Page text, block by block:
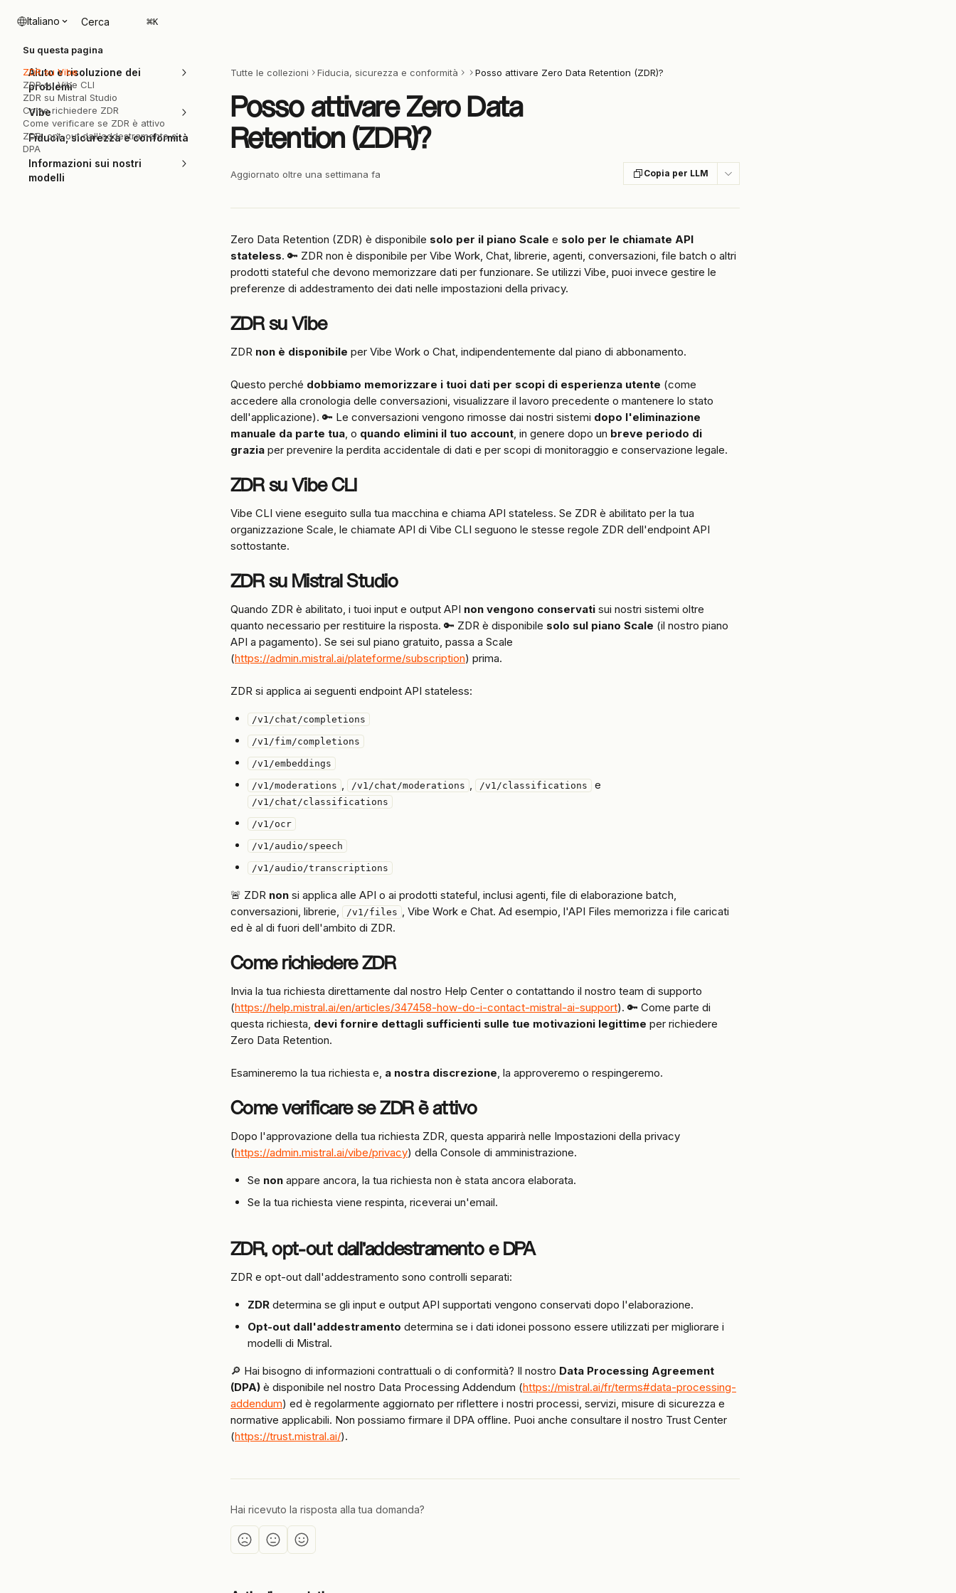
Italiano Cerca ⌘K
Aiuto e risoluzione dei
problemi
Vibe
Fiducia, sicurezza e conformità
Informazioni sui nostri
modelli
Tutte le collezioni Fiducia, sicurezza e conformità Posso attivare Zero Data Retention (ZDR)?
Posso attivare Zero Data
Retention (ZDR)?
Aggiornato oltre una settimana fa Copia per LLM
Zero Data Retention (ZDR) è disponibile solo per il piano Scale e solo per le chiamate API
stateless. 🔑 ZDR non è disponibile per Vibe Work, Chat, librerie, agenti, conversazioni, file batch o altri
prodotti stateful che devono memorizzare dati per funzionare. Se utilizzi Vibe, puoi invece gestire le
preferenze di addestramento dei dati nelle impostazioni della privacy.
ZDR su Vibe
ZDR non è disponibile per Vibe Work o Chat, indipendentemente dal piano di abbonamento.
Questo perché dobbiamo memorizzare i tuoi dati per scopi di esperienza utente (come
accedere alla cronologia delle conversazioni, visualizzare il lavoro precedente o mantenere lo stato
dell'applicazione). 🔑 Le conversazioni vengono rimosse dai nostri sistemi dopo l'eliminazione
manuale da parte tua, o quando elimini il tuo account, in genere dopo un breve periodo di
grazia per prevenire la perdita accidentale di dati e per scopi di monitoraggio e conservazione legale.
ZDR su Vibe CLI
Vibe CLI viene eseguito sulla tua macchina e chiama API stateless. Se ZDR è abilitato per la tua
organizzazione Scale, le chiamate API di Vibe CLI seguono le stesse regole ZDR dell'endpoint API
sottostante.
ZDR su Mistral Studio
Quando ZDR è abilitato, i tuoi input e output API non vengono conservati sui nostri sistemi oltre
quanto necessario per restituire la risposta. 🔑 ZDR è disponibile solo sul piano Scale (il nostro piano
API a pagamento). Se sei sul piano gratuito, passa a Scale
(https://admin.mistral.ai/plateforme/subscription) prima.
ZDR si applica ai seguenti endpoint API stateless:
/v1/chat/completions
/v1/fim/completions
/v1/embeddings
/v1/moderations , /v1/chat/moderations , /v1/classifications e
/v1/chat/classifications
/v1/ocr
/v1/audio/speech
/v1/audio/transcriptions
🚨 ZDR non si applica alle API o ai prodotti stateful, inclusi agenti, file di elaborazione batch,
conversazioni, librerie,
/v1/files , Vibe Work e Chat. Ad esempio, l'API Files memorizza i file caricati
ed è al di fuori dell'ambito di ZDR.
Come richiedere ZDR
Invia la tua richiesta direttamente dal nostro Help Center o contattando il nostro team di supporto
(https://help.mistral.ai/en/articles/347458-how-do-i-contact-mistral-ai-support). 🔑 Come parte di
questa richiesta, devi fornire dettagli sufficienti sulle tue motivazioni legittime per richiedere
Zero Data Retention.
Esamineremo la tua richiesta e, a nostra discrezione, la approveremo o respingeremo.
Come verificare se ZDR è attivo
Dopo l'approvazione della tua richiesta ZDR, questa apparirà nelle Impostazioni della privacy
(https://admin.mistral.ai/vibe/privacy) della Console di amministrazione.
Se non appare ancora, la tua richiesta non è stata ancora elaborata.
Se la tua richiesta viene respinta, riceverai un'email.
ZDR, opt-out dall'addestramento e DPA
ZDR e opt-out dall'addestramento sono controlli separati:
ZDR determina se gli input e output API supportati vengono conservati dopo l'elaborazione.
Opt-out dall'addestramento determina se i dati idonei possono essere utilizzati per migliorare i
modelli di Mistral.
🔎 Hai bisogno di informazioni contrattuali o di conformità? Il nostro Data Processing Agreement
(DPA) è disponibile nel nostro Data Processing Addendum (https://mistral.ai/fr/terms#data-processing-
addendum) ed è regolarmente aggiornato per riflettere i nostri processi, servizi, misure di sicurezza e
normative applicabili. Non possiamo firmare il DPA offline. Puoi anche consultare il nostro Trust Center
(https://trust.mistral.ai/).
Hai ricevuto la risposta alla tua domanda?
Su questa pagina
ZDR su Vibe
ZDR su Vibe CLI
ZDR su Mistral Studio
Come richiedere ZDR
Come verificare se ZDR è attivo
ZDR, opt-out dall'addestramento e
DPA